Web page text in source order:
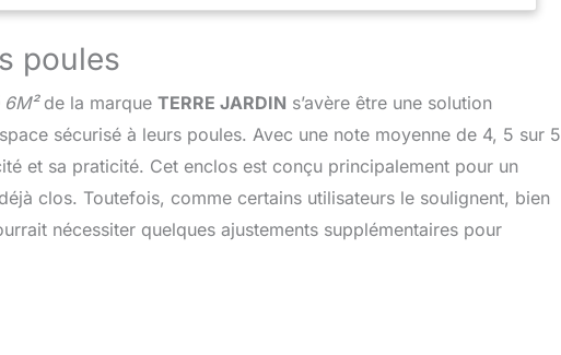
poules
de la marque TERRE JARDIN s’avère être une solution
sécurisé à leurs poules. Avec une note moyenne de 4, 5 sur 5
et sa praticité. Cet enclos est conçu principalement pour un
clos. Toutefois, comme certains utilisateurs le soulignent, bien
nécessiter quelques ajustements supplémentaires pour